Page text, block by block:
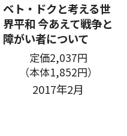
ベト・ドクと考える世
界平和 今あえて戦争と
障がい者について
定価2,037円
（本体1,852円）
2017年2月